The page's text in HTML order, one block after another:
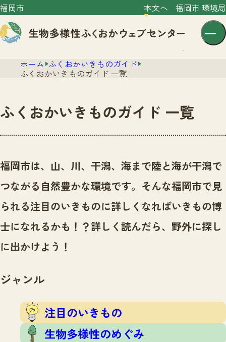
福岡市 本文へ 福岡市 環境局
センター紹介
センター紹介TOP
サイトポリシー
プライバシーポリシー
ニュースTOP
市の取組み
いきものガイド
いきものガイドTOP
注目のいきもの
生物多様性のめぐみ
保全アクション
イベント
いきもの調査隊
調査レポート
調査結果
ふくおかいきものマップ
マッチング
マッチングTOP
掲載申し込みフォーム
お問合せ
ホーム ふくおかいきものガイド
ふくおかいきものガイド 一覧
ふくおかいきものガイド 一覧
福岡市は、山、川、干潟、海まで陸と海が干潟で
つながる自然豊かな環境です。 そんな福岡市で見
られる注目のいきものに詳しくなればいきもの博
士になれるかも！？詳しく読んだら、野外に探し
に出かけよう！
ジャンル
注目のいきもの
生物多様性のめぐみ